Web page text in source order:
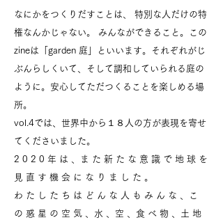
なにかをつくりだすことは、 特別な人だけの特
権なんかじゃない。 みんなができること。この
zineは「garden 庭」といいます。それぞれがじ
ぶんらしくいて、そして調和していられる庭の
ように。安心してただつくることを楽しめる場
所。
vol.4では、世界中から１８人の方が表現を寄せ
てくださいました。
2 0 2 0 年 は 、ま た 新 た な 意 識 で 地 球 を
見 直 す 機 会 に な り ま し た 。
わ た し た ち は ど ん な 人 も み ん な 、こ
の 惑 星 の 空 気 、水 、空 、食 べ 物 、土 地